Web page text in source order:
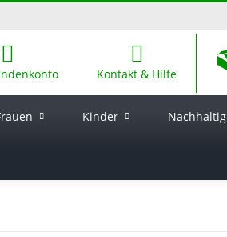
Kontakt & Hilfe
Kinder Nachhaltig